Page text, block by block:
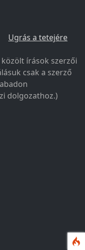
Ugrás a tetejére
írások szerzői
csak a szerző
dolgozathoz.)